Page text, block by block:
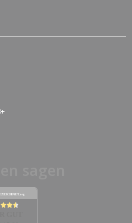
.org